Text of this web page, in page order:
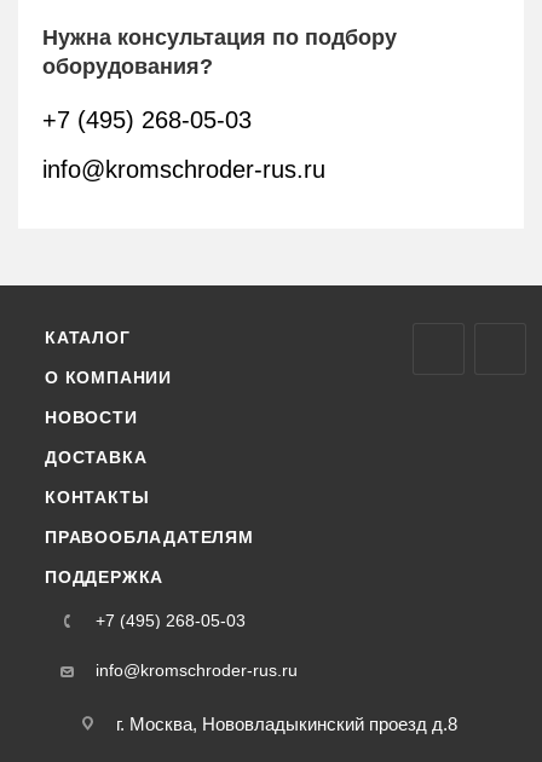
Нужна консультация по подбору
оборудования?
+7 (495) 268-05-03
info@kromschroder-rus.ru
КАТАЛОГ
О КОМПАНИИ
НОВОСТИ
ДОСТАВКА
КОНТАКТЫ
ПРАВООБЛАДАТЕЛЯМ
ПОДДЕРЖКА
+7 (495) 268-05-03
info@kromschroder-rus.ru
г. Москва, Нововладыкинский проезд д.8